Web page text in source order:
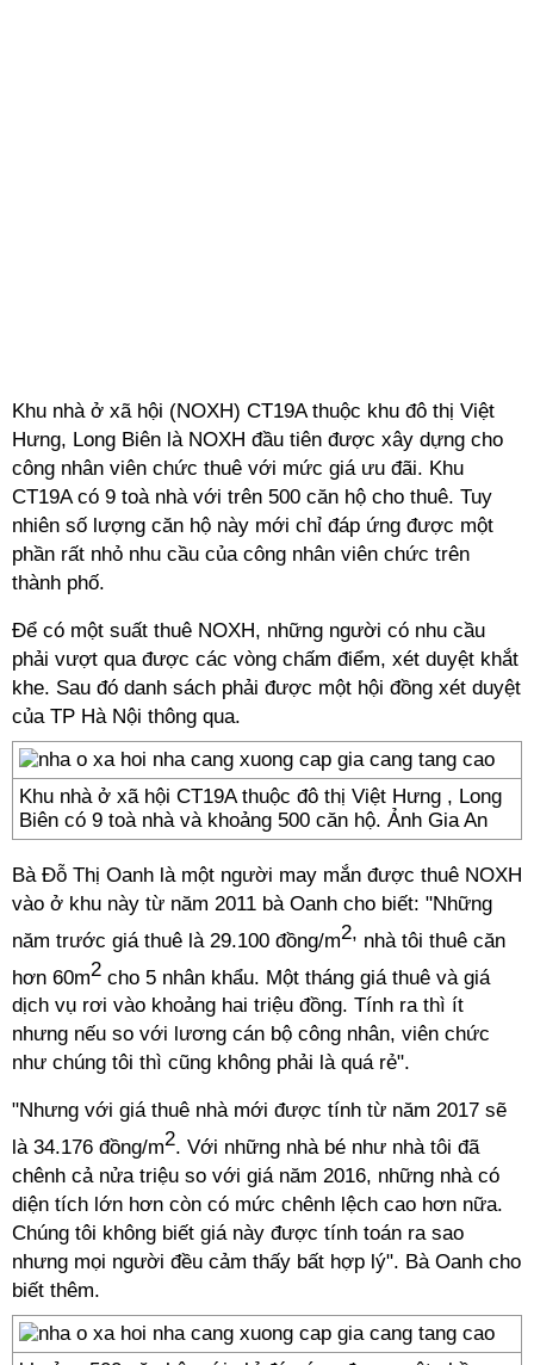
Khu nhà ở xã hội (NOXH) CT19A thuộc khu đô thị Việt
Hưng, Long Biên là NOXH đầu tiên được xây dựng cho
công nhân viên chức thuê với mức giá ưu đãi. Khu
CT19A có 9 toà nhà với trên 500 căn hộ cho thuê. Tuy
nhiên số lượng căn hộ này mới chỉ đáp ứng được một
phần rất nhỏ nhu cầu của công nhân viên chức trên
thành phố.
Để có một suất thuê NOXH, những người có nhu cầu
phải vượt qua được các vòng chấm điểm, xét duyệt khắt
khe. Sau đó danh sách phải được một hội đồng xét duyệt
của TP Hà Nội thông qua.
Khu nhà ở xã hội CT19A thuộc đô thị Việt Hưng , Long
Biên có 9 toà nhà và khoảng 500 căn hộ. Ảnh Gia An
Bà Đỗ Thị Oanh là một người may mắn được thuê NOXH
vào ở khu này từ năm 2011 bà Oanh cho biết: "Những
năm trước giá thuê là 29.100 đồng/m2, nhà tôi thuê căn
hơn 60m2 cho 5 nhân khẩu. Một tháng giá thuê và giá
dịch vụ rơi vào khoảng hai triệu đồng. Tính ra thì ít
nhưng nếu so với lương cán bộ công nhân, viên chức
như chúng tôi thì cũng không phải là quá rẻ".
"Nhưng với giá thuê nhà mới được tính từ năm 2017 sẽ
là 34.176 đồng/m2. Với những nhà bé như nhà tôi đã
chênh cả nửa triệu so với giá năm 2016, những nhà có
diện tích lớn hơn còn có mức chênh lệch cao hơn nữa.
Chúng tôi không biết giá này được tính toán ra sao
nhưng mọi người đều cảm thấy bất hợp lý". Bà Oanh cho
biết thêm.